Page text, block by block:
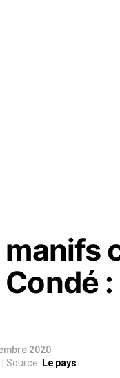
manifs
2020
| Source: Le pays